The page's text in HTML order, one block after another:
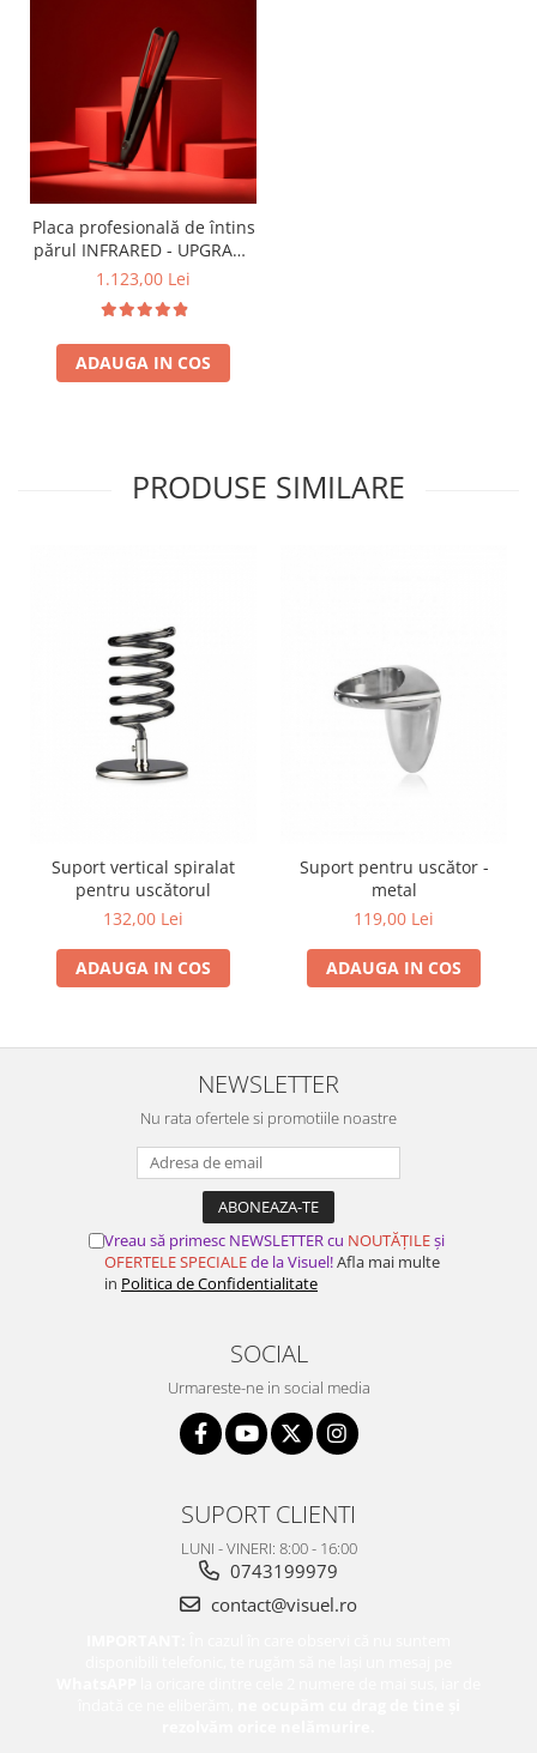
Placa profesională de întins
părul INFRARED - UPGRADE
- cu tehnologie infraroșu -
1.123,00 Lei
ADAUGA IN COS
PRODUSE SIMILARE
Suport vertical spiralat
pentru uscătorul
132,00 Lei
ADAUGA IN COS
Suport pentru uscător -
metal
119,00 Lei
ADAUGA IN COS
NEWSLETTER
Nu rata ofertele si promotiile noastre
Vreau să primesc NEWSLETTER cu NOUTĂȚILEși
OFERTELE SPECIALEde la Visuel!Afla mai multe
in Politica de Confidentialitate
SOCIAL
Urmareste-ne in social media
SUPORT CLIENTI
LUNI - VINERI: 8:00 - 16:00
0743199979
contact@visuel.ro